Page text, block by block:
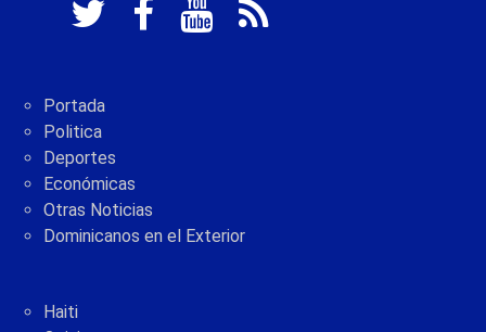
Portada
Politica
Deportes
Económicas
Otras Noticias
Dominicanos en el Exterior
Haiti